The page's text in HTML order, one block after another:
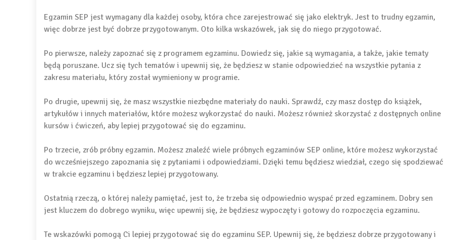
Egzamin SEP jest wymagany dla każdej osoby, która chce zarejestrować się jako elektryk. Jest to trudny egzamin,
więc dobrze jest być dobrze przygotowanym. Oto kilka wskazówek, jak się do niego przygotować.
Po pierwsze, należy zapoznać się z programem egzaminu. Dowiedz się, jakie są wymagania, a także, jakie tematy
będą poruszane. Ucz się tych tematów i upewnij się, że będziesz w stanie odpowiedzieć na wszystkie pytania z
zakresu materiału, który został wymieniony w programie.
Po drugie, upewnij się, że masz wszystkie niezbędne materiały do nauki. Sprawdź, czy masz dostęp do książek,
artykułów i innych materiałów, które możesz wykorzystać do nauki. Możesz również skorzystać z dostępnych online
kursów i ćwiczeń, aby lepiej przygotować się do egzaminu.
Po trzecie, zrób próbny egzamin. Możesz znaleźć wiele próbnych egzaminów SEP online, które możesz wykorzystać
do wcześniejszego zapoznania się z pytaniami i odpowiedziami. Dzięki temu będziesz wiedział, czego się spodziewać
w trakcie egzaminu i będziesz lepiej przygotowany.
Ostatnią rzeczą, o której należy pamiętać, jest to, że trzeba się odpowiednio wyspać przed egzaminem. Dobry sen
jest kluczem do dobrego wyniku, więc upewnij się, że będziesz wypoczęty i gotowy do rozpoczęcia egzaminu.
Te wskazówki pomogą Ci lepiej przygotować się do egzaminu SEP. Upewnij się, że będziesz dobrze przygotowany i